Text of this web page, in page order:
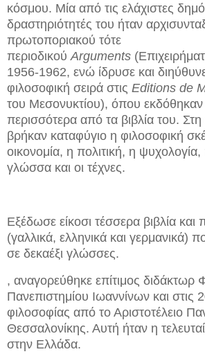
κόσμου. Μία από τις ελάχιστες
δραστηριότητές του ήταν
πρωτοποριακού τότε
περιοδικού Arguments
1956-1962, ενώ ίδρυσε και
φιλοσοφική σειρά στις Εditions de
του Μεσονυκτίου), όπου εκδόθηκαν
περισσότερα από τα βιβλία του. Στη
βρήκαν καταφύγιο η φιλοσοφική
οικονομία, η πολιτική, η
γλώσσα και οι τέχνες.
Εξέδωσε είκοσι τέσσερα βιβλία και
(γαλλικά, ελληνικά και γερμανικά)
σε δεκαέξι γλώσσες.
, αναγορεύθηκε επίτιμος διδάκτωρ
Πανεπιστημίου Ιωαννίνων και στις
φιλοσοφίας από το Αριστοτέλειο
Θεσσαλονίκης. Αυτή ήταν η
στην Ελλάδα.